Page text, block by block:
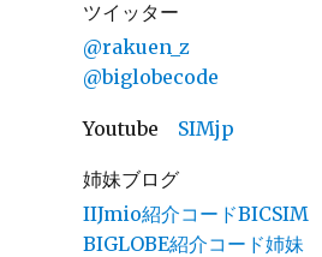
ツイッター
@rakuen_z
@biglobecode
Youtube SIMjp
姉妹ブログ
IIJmio紹介コードBICSIM
BIGLOBE紹介コード姉妹